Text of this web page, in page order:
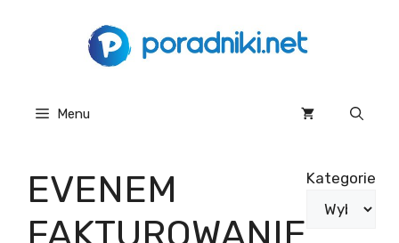
Menu
EVENEM
FAKTUROWANIE
Kategorie